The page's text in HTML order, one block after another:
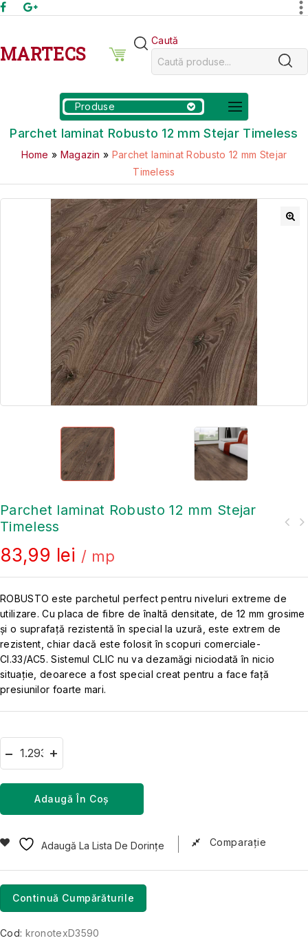
MARTECS
Caută
Produse
Parchet laminat Robusto 12 mm Stejar Timeless
Home » Magazin » Parchet laminat Robusto 12 mm Stejar
Timeless
Parchet laminat Robusto 12 mm Stejar
Timeless
83,99 lei / mp
ROBUSTO este parchetul perfect pentru niveluri extreme de
utilizare. Cu placa de fibre de înaltă densitate, de 12 mm grosime
și o suprafață rezistentă în special la uzură, este extrem de
rezistent, chiar dacă este folosit în scopuri comerciale-
Cl.33/AC5. Sistemul CLIC nu va dezamăgi niciodată în nicio
situație, deoarece a fost special creat pentru a face față
presiunilor foarte mari.
Adaugă În Coș
Adaugă La Lista De Dorințe Comparaţie
Continuă Cumpărăturile
Cod: kronotexD3590